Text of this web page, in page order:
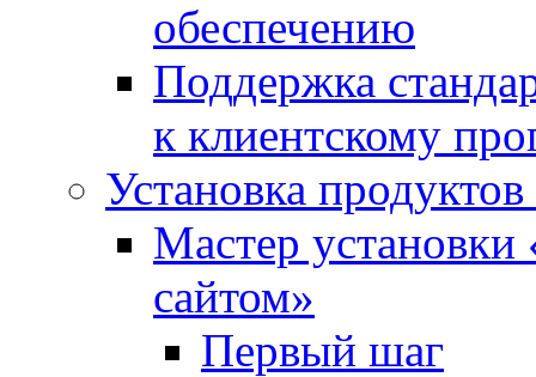
обеспечению
Поддержка
к клиентскому
Установка
Мастер
сайтом»
Первый шаг